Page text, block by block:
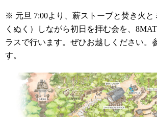
※ 元旦 7:00より、薪ストーブと焚き火と
くぬく）しながら初日を拝む会を、
ラスで行います。ぜひお越しください。
す。